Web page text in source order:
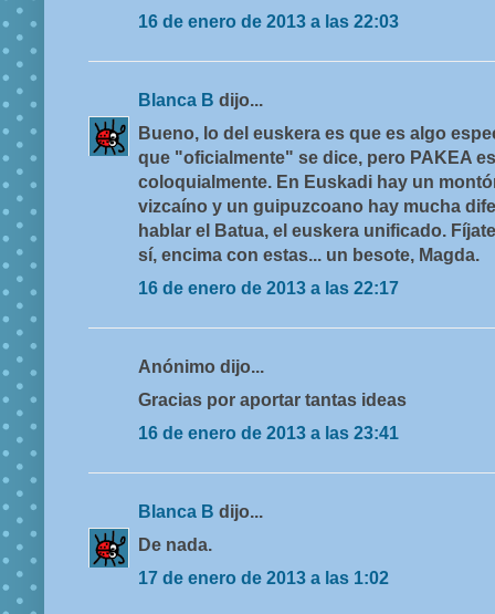
16 de enero de 2013 a las 22:03
Blanca B dijo...
Bueno, lo del euskera es que es algo
que "oficialmente" se dice, pero PAKEA
coloquialmente. En Euskadi hay un
vizcaíno y un guipuzcoano hay mucha
hablar el Batua, el euskera unificado.
sí, encima con estas... un besote, Magda.
16 de enero de 2013 a las 22:17
Anónimo dijo...
Gracias por aportar tantas ideas
16 de enero de 2013 a las 23:41
Blanca B dijo...
De nada.
17 de enero de 2013 a las 1:02